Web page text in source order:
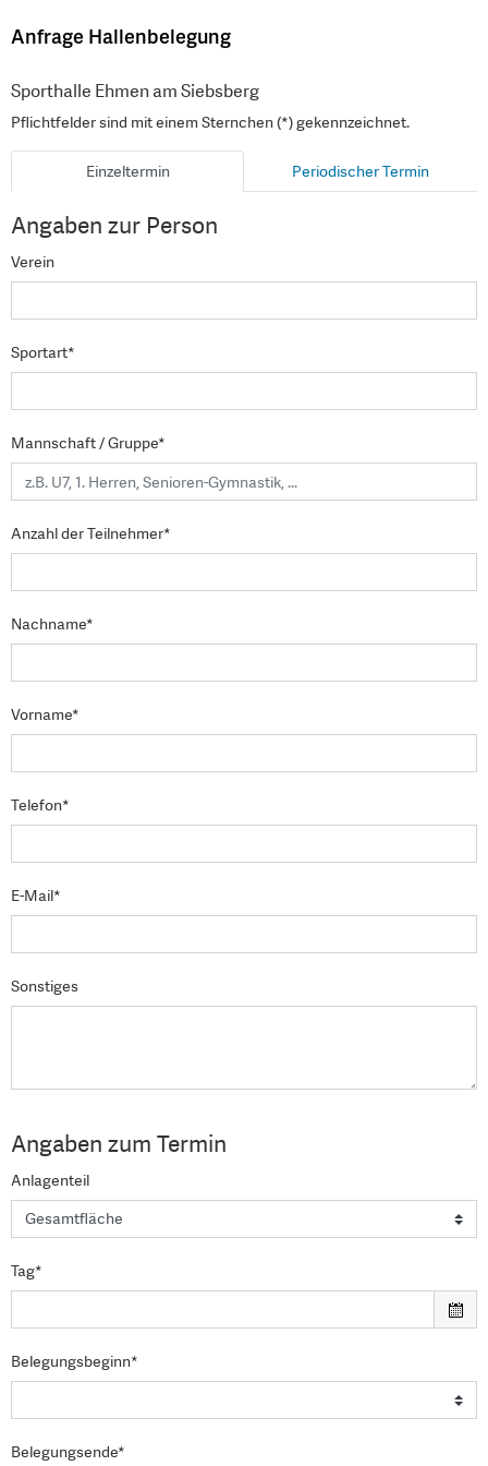
Anfrage Hallenbelegung
Sporthalle Ehmen am Siebsberg
Pflichtfelder sind mit einem Sternchen (*) gekennzeichnet.
Einzeltermin Periodischer Termin
Angaben zur Person
Verein
Sportart*
Mannschaft / Gruppe*
Anzahl der Teilnehmer*
Nachname*
Vorname*
Telefon*
E-Mail*
Sonstiges
Angaben zum Termin
Anlagenteil
Tag*
Belegungsbeginn*
Belegungsende*